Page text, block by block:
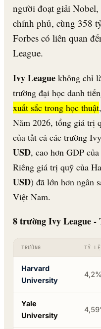
người đoạt giải
chính phủ, cùng 358
Forbes có liên quan
League.
Ivy League không chỉ
trường đại học danh
xuất sắc trong học thuật
Năm 2026, tổng giá trị
của tất cả các trường
USD, cao hơn GDP
Riêng giá trị quỹ của
USD) đã lớn hơn ngân
Việt Nam.
8 trường Ivy League -
TRƯỜNG TỶ
Harvard
University
4,2%
Yale
University